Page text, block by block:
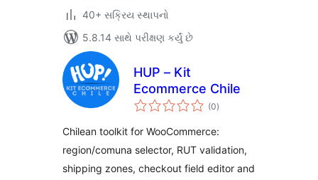
40+ સક્રિય સ્થાપનો
5.8.14 સાથે પરીક્ષણ કર્યું છે
HUP – Kit
Ecommerce Chile
(0કુલ
રેટિંગ્સ
)
Chilean toolkit for WooCommerce:
region/comuna selector, RUT validation,
shipping zones, checkout field editor and